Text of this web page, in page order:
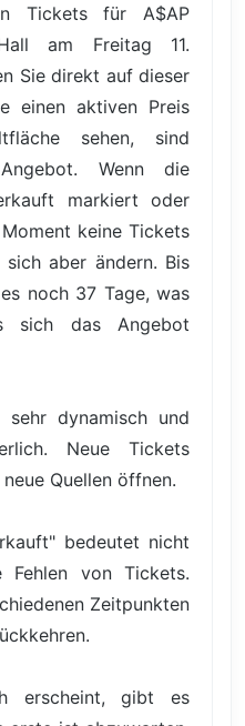
Tickets für A$AP
am Freitag 11.
Sie direkt auf dieser
einen aktiven Preis
sehen, sind
Wenn die
markiert oder
keine Tickets
aber ändern. Bis
noch 37 Tage, was
sich das Angebot
dynamisch und
Neue Tickets
Quellen öffnen.
bedeutet nicht
Fehlen von Tickets.
Zeitpunkten
erscheint, gibt es